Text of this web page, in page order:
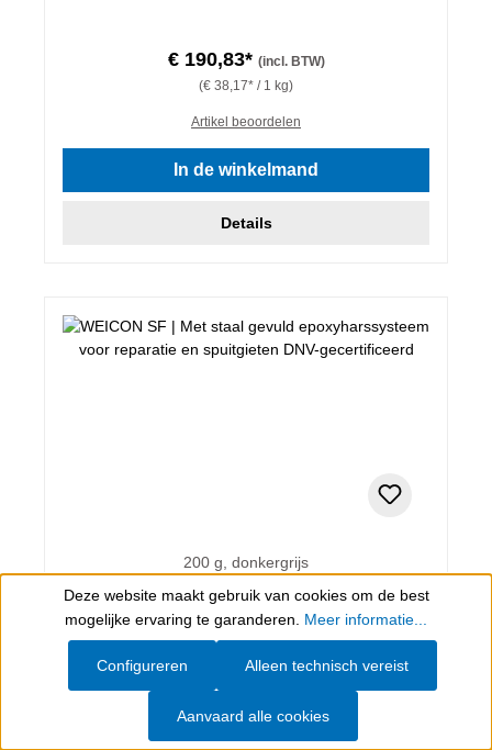
€ 190,83* (incl. BTW)
(€ 38,17* / 1 kg)
Artikel beoordelen
In de winkelmand
Details
200 g, donkergrijs
WEICON SF
en spuitgieten DNV-gecertificeerd
€ 42,82*(incl. BTW)
Show toolbar
Deze website maakt gebruik van cookies om de best
mogelijke ervaring te garanderen. Meer informatie...
Alleen technisch vereist
Configureren
Aanvaard alle cookies